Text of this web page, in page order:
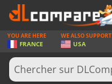
JEUX
CARTES PRÉPAYÉES
YOU ARE HERE
FRANCE
WE ALSO SUPPORT
USA